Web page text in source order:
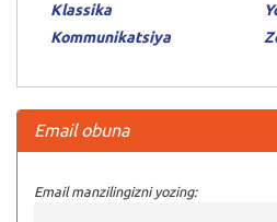
Klassika
Kommunikatsiya
Email obuna
Email manzilingizni yozing: